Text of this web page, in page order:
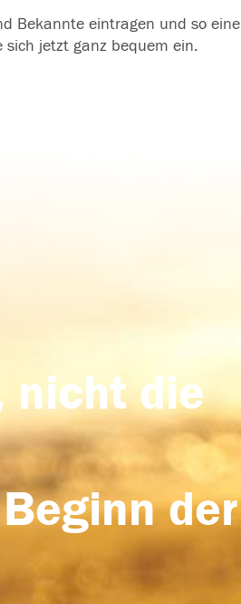
Bekannte eintragen und so eine
jetzt ganz bequem ein.
nicht die
der